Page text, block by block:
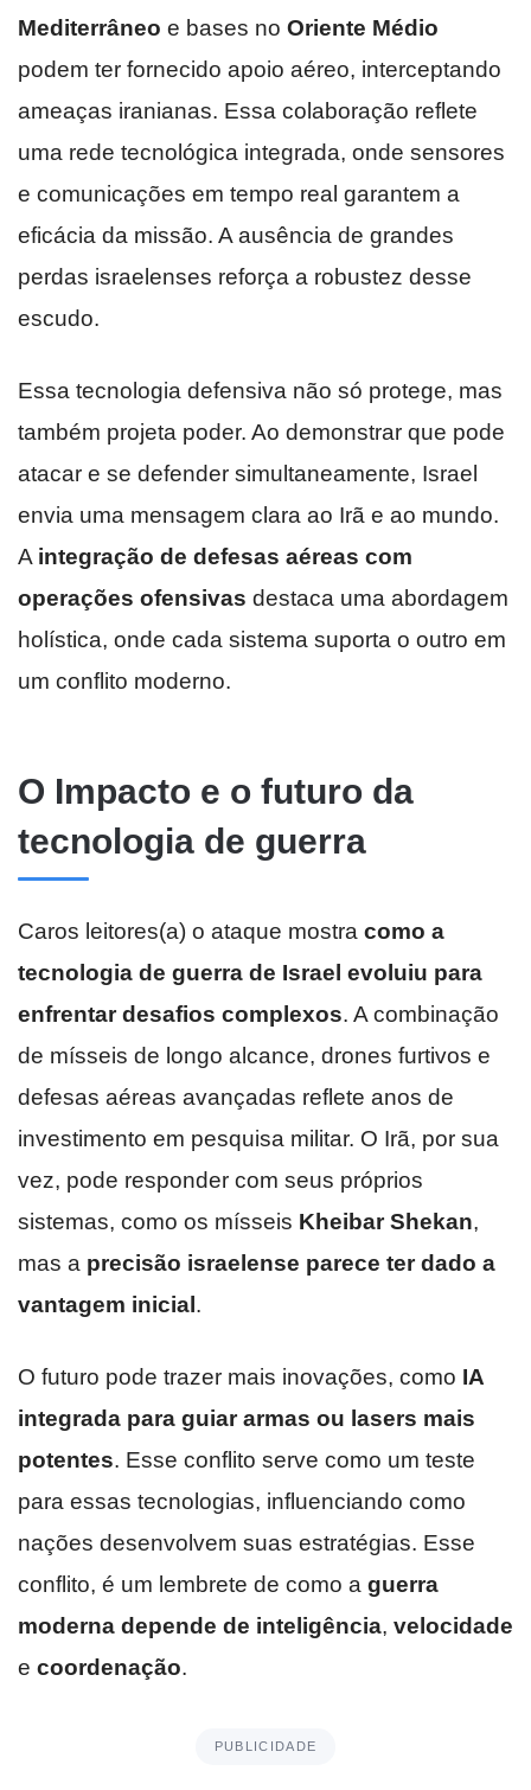
Mediterrâneo e bases no Oriente Médio
podem ter fornecido apoio aéreo, interceptando
ameaças iranianas. Essa colaboração reflete
uma rede tecnológica integrada, onde sensores
e comunicações em tempo real garantem a
eficácia da missão. A ausência de grandes
perdas israelenses reforça a robustez desse
escudo.
Essa tecnologia defensiva não só protege, mas
também projeta poder. Ao demonstrar que pode
atacar e se defender simultaneamente, Israel
envia uma mensagem clara ao Irã e ao mundo.
A integração de defesas aéreas com
operações ofensivas destaca uma abordagem
holística, onde cada sistema suporta o outro em
um conflito moderno.
O Impacto e o futuro da
tecnologia de guerra
Caros leitores(a) o ataque mostra como a
tecnologia de guerra de Israel evoluiu para
enfrentar desafios complexos. A combinação
de mísseis de longo alcance, drones furtivos e
defesas aéreas avançadas reflete anos de
investimento em pesquisa militar. O Irã, por sua
vez, pode responder com seus próprios
sistemas, como os mísseis Kheibar Shekan,
mas a precisão israelense parece ter dado a
vantagem inicial .
O futuro pode trazer mais inovações, como IA
integrada para guiar armas ou lasers mais
potentes. Esse conflito serve como um teste
para essas tecnologias, influenciando como
nações desenvolvem suas estratégias. Esse
conflito, é um lembrete de como a guerra
moderna depende de inteligência, velocidade
e coordenação.
PUBLICIDADE